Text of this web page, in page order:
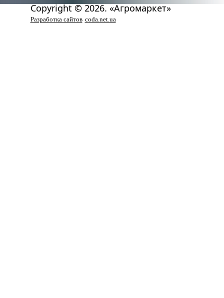
Copyright © 2026. «Агромаркет»
Разработка сайтов coda.net.ua